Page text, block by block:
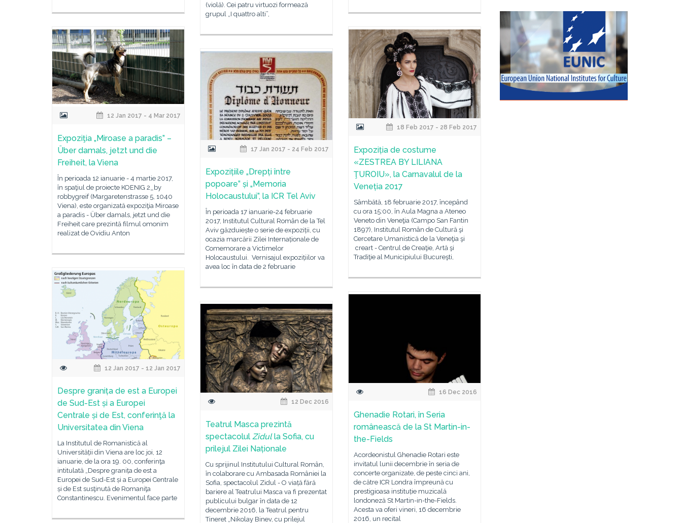
(violă). Cei patru virtuozi formează
grupul „I quattro alti”,
12 Jan 2017 - 4 Mar 2017
Expoziţia „Miroase a paradis” –
Über damals, jetzt und die
Freiheit, la Viena
În perioada 12 ianuarie - 4 martie 2017,
în spaţiul de proiecte KOENIG 2_by
robbygreif (Margaretenstrasse 5, 1040
Viena), este organizată expoziţia Miroase
a paradis - Über damals, jetzt und die
Freiheit care prezintă filmul omonim
realizat de Ovidiu Anton
18 Feb 2017 - 28 Feb 2017
Expoziția de costume
«ZESTREA BY LILIANA
ŢUROIU», la Carnavalul de la
Veneția 2017
Sâmbătă, 18 februarie 2017, începând
cu ora 15:00, în Aula Magna a Ateneo
Veneto din Veneţia (Campo San Fantin
1897), Institutul Român de Cultură şi
Cercetare Umanistică de la Veneţia şi
creart - Centrul de Creaţie, Artă şi
Tradiţie al Municipiului Bucureşti,
17 Jan 2017 - 24 Feb 2017
Expozițiile „Drepți între
popoare” și „Memoria
Holocaustului”, la ICR Tel Aviv
În perioada 17 ianuarie-24 februarie
2017, Institutul Cultural Român de la Tel
Aviv găzduiește o serie de expoziții, cu
ocazia marcării Zilei Internaționale de
Comemorare a Victimelor
Holocaustului. Vernisajul expozițiilor va
avea loc în data de 2 februarie
12 Jan 2017 - 12 Jan 2017
Despre granița de est a Europei
de Sud-Est și a Europei
Centrale și de Est, conferinţă la
Universitatea din Viena
La Institutul de Romanistică al
Universității din Viena are loc joi, 12
ianuarie, de la ora 19. 00, conferinţa
intitulată „Despre granița de est a
Europei de Sud-Est și a Europei Centrale
și de Est susţinută de Romaniţa
Constantinescu. Evenimentul face parte
16 Dec 2016
Ghenadie Rotari, în Seria
românească de la St Martin-in-
the-Fields
Acordeonistul Ghenadie Rotari este
invitatul lunii decembrie în seria de
concerte organizate, de peste cinci ani,
de către ICR Londra împreună cu
prestigioasa instituție muzicală
londoneză St Martin-in-the-Fields.
Acesta va oferi vineri, 16 decembrie
2016, un recital
12 Dec 2016
Teatrul Masca prezintă
spectacolul Zidulla Sofia, cu
prilejul Zilei Naționale
Cu sprijinul Institutului Cultural Român,
în colaborare cu Ambasada României la
Sofia, spectacolul Zidul - O viață fără
bariere al Teatrului Masca va fi prezentat
publicului bulgar în data de 12
decembrie 2016, la Teatrul pentru
Tineret „Nikolay Binev, cu prilejul